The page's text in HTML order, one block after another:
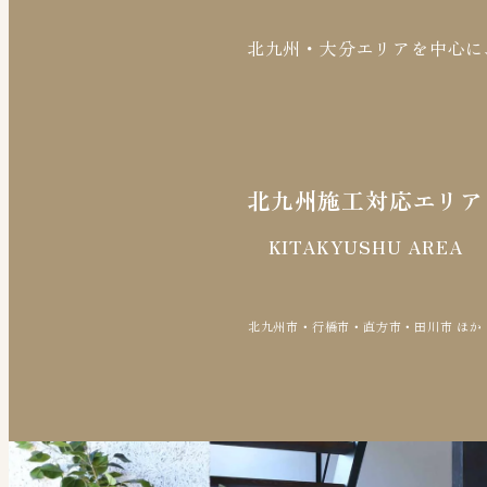
北九州・大分エリアを中心
北九州施工対応エリア
KITAKYUSHU AREA
北九州市・行橋市・直方市・田川市 ほか